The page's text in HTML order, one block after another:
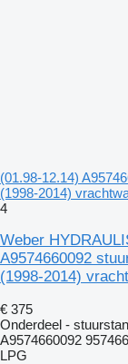
(01.98-12.14)
(1998-2014)
4
Weber
A9574660092
(1998-2014)
€ 375
Onderdeel -
A9574660092
LPG